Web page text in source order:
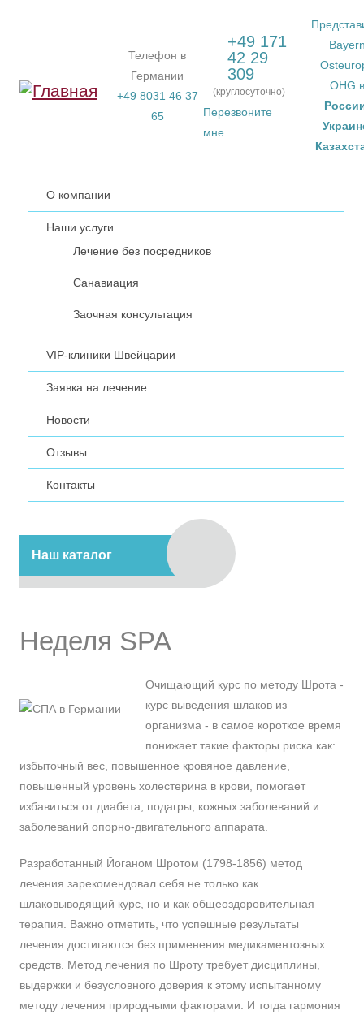
Телефон в
Германии
+49 8031 46 37
65
+49 171
42 29
309
(круглосуточно)
Перезвоните
мне
OHG в
О компании
Наши услуги
Лечение без посредников
Санавиация
Заочная консультация
VIP-клиники Швейцарии
Заявка на лечение
Новости
Отзывы
Контакты
Наш каталог
Неделя SPA
Очищающий курс по методу Шрота -
курс выведения шлаков из
организма - в самое короткое время
понижает такие факторы риска как:
избыточный вес, повышенное кровяное давление,
повышенный уровень холестерина в крови, помогает
избавиться от диабета, подагры, кожных заболеваний и
заболеваний опорно-двигательного аппарата.
Разработанный Йоганом Шротом (1798-1856) метод
лечения зарекомендовал себя не только как
шлаковыводящий курс, но и как общеоздоровительная
терапия. Важно отметить, что успешные результаты
лечения достигаются без применения медикаментозных
средств. Метод лечения по Шроту требует дисциплины,
выдержки и безусловного доверия к этому испытанному
методу лечения природными факторами. И тогда гармония